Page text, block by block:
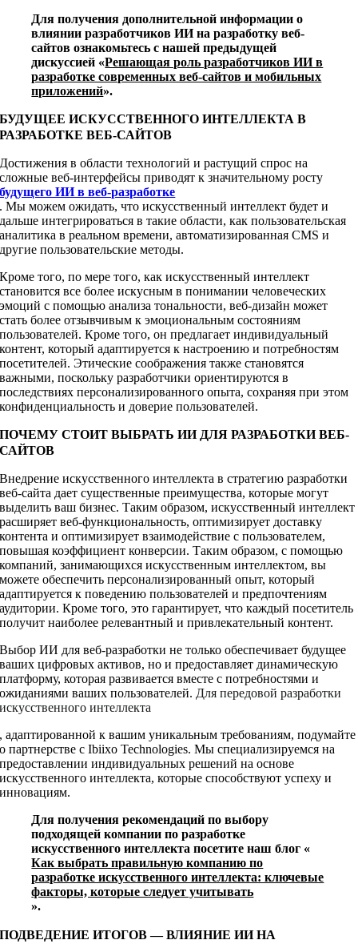
Для получения дополнительной информации о
влиянии разработчиков ИИ на разработку веб-
сайтов ознакомьтесь с нашей предыдущей
дискуссией «Решающая роль разработчиков ИИ в
разработке современных веб-сайтов и мобильных
приложений».
БУДУЩЕЕ ИСКУССТВЕННОГО ИНТЕЛЛЕКТА В
РАЗРАБОТКЕ ВЕБ-САЙТОВ
Достижения в области технологий и растущий спрос на
сложные веб-интерфейсы приводят к значительному росту
будущего ИИ в веб-разработке
. Мы можем ожидать, что искусственный интеллект будет и
дальше интегрироваться в такие области, как пользовательская
аналитика в реальном времени, автоматизированная CMS и
другие пользовательские методы.
Кроме того, по мере того, как искусственный интеллект
становится все более искусным в понимании человеческих
эмоций с помощью анализа тональности, веб-дизайн может
стать более отзывчивым к эмоциональным состояниям
пользователей. Кроме того, он предлагает индивидуальный
контент, который адаптируется к настроению и потребностям
посетителей. Этические соображения также становятся
важными, поскольку разработчики ориентируются в
последствиях персонализированного опыта, сохраняя при этом
конфиденциальность и доверие пользователей.
ПОЧЕМУ СТОИТ ВЫБРАТЬ ИИ ДЛЯ РАЗРАБОТКИ ВЕБ-
САЙТОВ
Внедрение искусственного интеллекта в стратегию разработки
веб-сайта дает существенные преимущества, которые могут
выделить ваш бизнес. Таким образом, искусственный интеллект
расширяет веб-функциональность, оптимизирует доставку
контента и оптимизирует взаимодействие с пользователем,
повышая коэффициент конверсии. Таким образом, с помощью
компаний, занимающихся искусственным интеллектом, вы
можете обеспечить персонализированный опыт, который
адаптируется к поведению пользователей и предпочтениям
аудитории. Кроме того, это гарантирует, что каждый посетитель
получит наиболее релевантный и привлекательный контент.
Выбор ИИ для веб-разработки не только обеспечивает будущее
ваших цифровых активов, но и предоставляет динамическую
платформу, которая развивается вместе с потребностями и
ожиданиями ваших пользователей. Для передовой разработки
искусственного интеллекта
, адаптированной к вашим уникальным требованиям, подумайте
о партнерстве с Ibiixo Technologies. Мы специализируемся на
предоставлении индивидуальных решений на основе
искусственного интеллекта, которые способствуют успеху и
инновациям.
Для получения рекомендаций по выбору
подходящей компании по разработке
искусственного интеллекта посетите наш блог «
Как выбрать правильную компанию по
разработке искусственного интеллекта: ключевые
факторы, которые следует учитывать
».
ПОДВЕДЕНИЕ ИТОГОВ — ВЛИЯНИЕ ИИ НА